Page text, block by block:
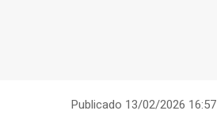
Publicado 13/02/2026 16:57